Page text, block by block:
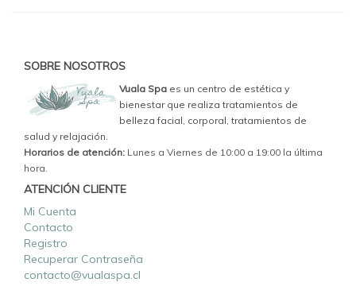
SOBRE NOSOTROS
Vuala Spa es un centro de estética y
bienestar que realiza tratamientos de
belleza facial, corporal, tratamientos de
salud y relajación.
Horarios de atención: Lunes a Viernes de 10:00 a 19:00 la última
hora.
ATENCIÓN CLIENTE
Mi Cuenta
Contacto
Registro
Recuperar Contraseña
contacto@vualaspa.cl